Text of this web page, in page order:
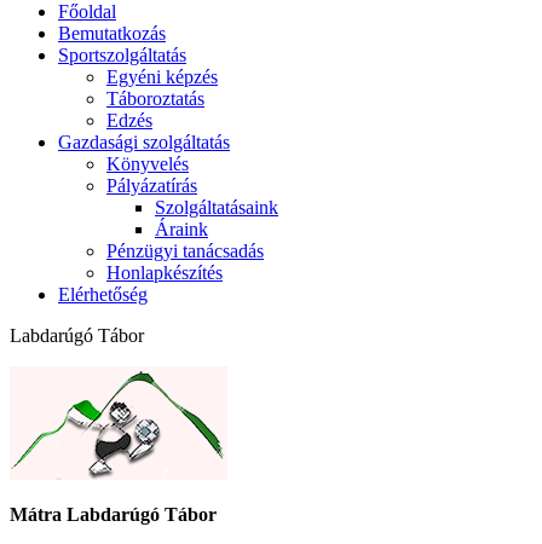
Főoldal
Bemutatkozás
Sportszolgáltatás
Egyéni képzés
Táboroztatás
Edzés
Gazdasági szolgáltatás
Könyvelés
Pályázatírás
Szolgáltatásaink
Áraink
Pénzügyi tanácsadás
Honlapkészítés
Elérhetőség
Labdarúgó Tábor
Mátra Labdarúgó Tábor